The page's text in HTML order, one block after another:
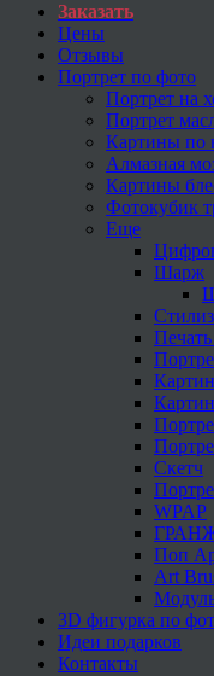
Заказать
Цены
Отзывы
Портрет по фото
Портрет на
Портрет
Картины по
Алмазная
Картины
Фотокубик
Еще
Шарж
Скетч
WPAP
Поп
Art
3D фигурка по
Идеи подарков
Контакты